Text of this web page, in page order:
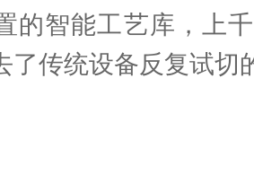
的智能工艺库，上
了传统设备反复试切